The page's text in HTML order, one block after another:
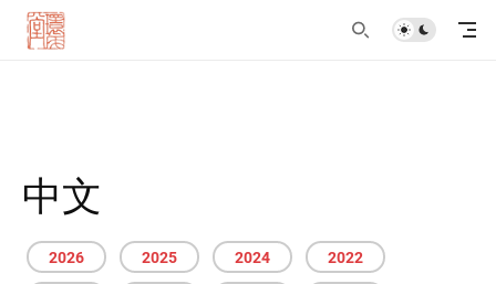
中文
2026 2025 2024
2022